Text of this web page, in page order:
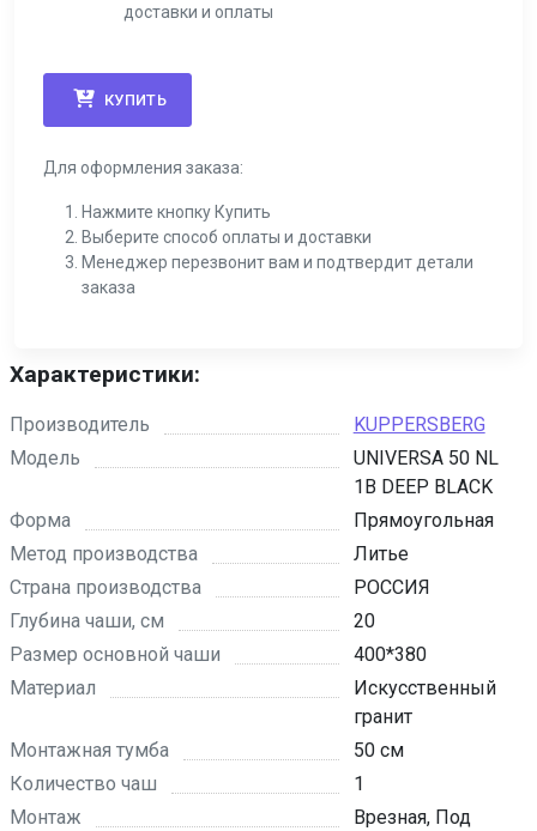
доставки и оплаты
КУПИТЬ
Для оформления заказа:
Нажмите кнопку Купить
Выберите способ оплаты и доставки
Менеджер перезвонит вам и подтвердит детали
заказа
Характеристики:
Производитель
KUPPERSBERG
Модель
UNIVERSA 50 NL
1B DEEP BLACK
Форма
Прямоугольная
Метод производства
Литье
Страна производства
РОССИЯ
Глубина чаши, см
20
Размер основной чаши
400*380
Материал
Искусственный
гранит
Монтажная тумба
50 см
Количество чаш
1
Монтаж
Врезная, Под